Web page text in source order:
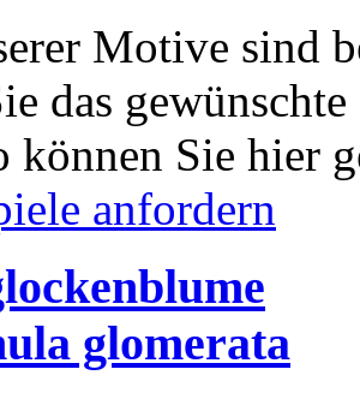
Motive sind
das
können Sie hier
anfordern
glomerata